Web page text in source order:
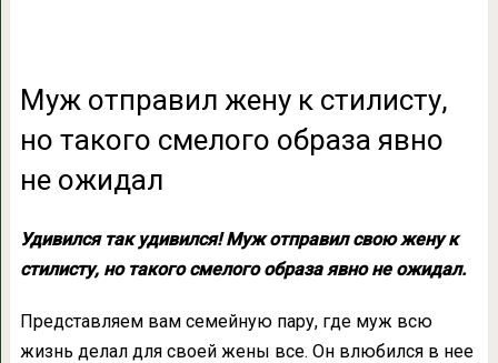
Муж отправил жену к стилисту,
но такого смелого образа явно
не ожидал
Удивился так удивился! Муж отправил свою жену к
стилисту, но такого смелого образа явно не ожидал.
Представляем вам семейную пару, где муж всю
жизнь делал для своей жены все. Он влюбился в нее